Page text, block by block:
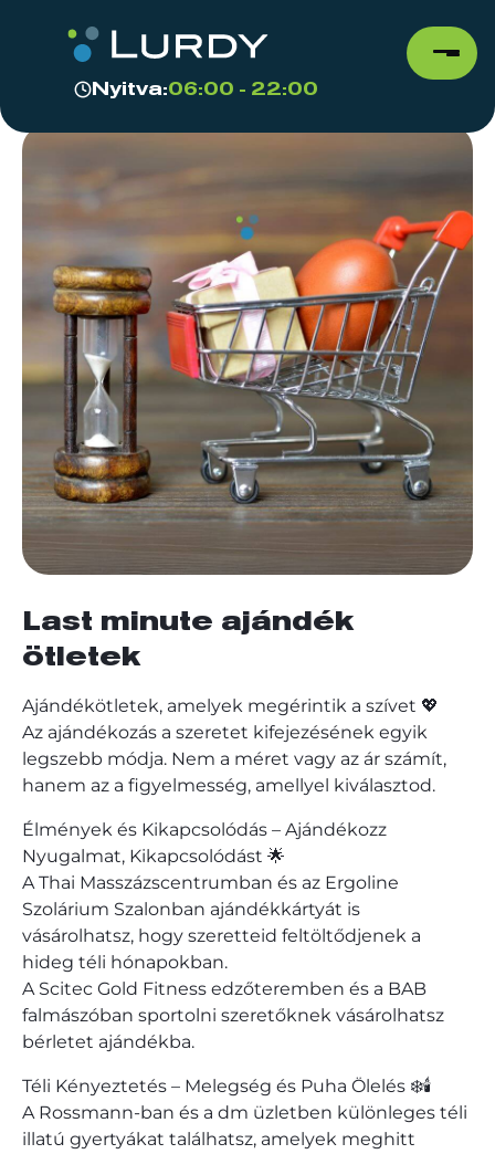
Nyitva:06:00 - 22:00
Last minute ajándék
ötletek
Ajándékötletek, amelyek megérintik a szívet 💖
Az ajándékozás a szeretet kifejezésének egyik
legszebb módja. Nem a méret vagy az ár számít,
hanem az a figyelmesség, amellyel kiválasztod.
Élmények és Kikapcsolódás – Ajándékozz
Nyugalmat, Kikapcsolódást 🌟
A Thai Masszázscentrumban és az Ergoline
Szolárium Szalonban ajándékkártyát is
vásárolhatsz, hogy szeretteid feltöltődjenek a
hideg téli hónapokban.
A Scitec Gold Fitness edzőteremben és a BAB
falmászóban sportolni szeretőknek vásárolhatsz
bérletet ajándékba.
Téli Kényeztetés – Melegség és Puha Ölelés ❄️🕯️
A Rossmann-ban és a dm üzletben különleges téli
illatú gyertyákat találhatsz, amelyek meghitt